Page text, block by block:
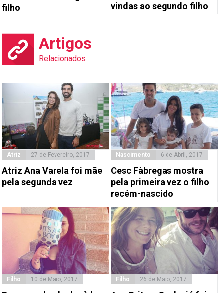
filho
vindas ao segundo filho
Artigos
Relacionados
Atriz 27 de Fevereiro, 2017
Atriz Ana Varela foi mãe
pela segunda vez
Nascimento 6 de Abril, 2017
Cesc Fàbregas mostra
pela primeira vez o filho
recém-nascido
Filho 10 de Maio, 2017 Filho 26 de Maio, 2017